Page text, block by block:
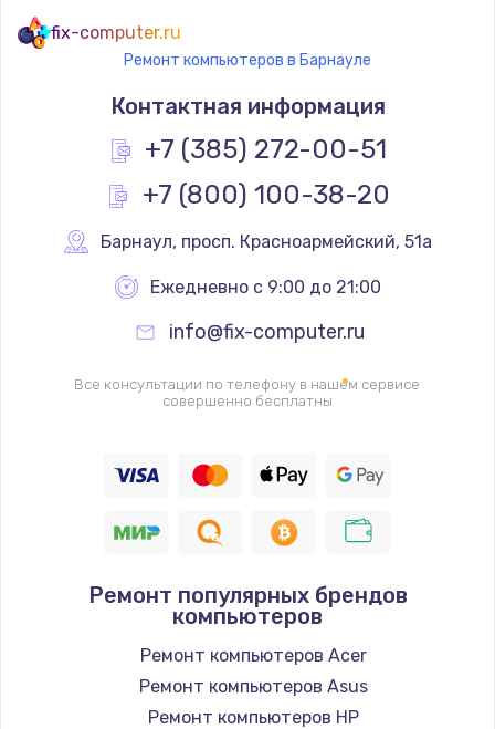
Замена оперативной памяти
670 руб.
Заказать
Замена процессора
Замена системы охлаждения
1545 руб.
Заказать
1390 руб.
1045 руб.
Заказать
Замена экрана
920 руб.
fix-computer.ru
Ремонт компьютеров в Барнауле
Контактная информация
+7 (385) 272-00-51
+7 (800) 100-38-20
Барнаул, просп. Красноармейский, 51а
Ежедневно с 9:00 до 21:00
info@fix-computer.ru
Все консультации по телефону в нашем сервисе
совершенно бесплатны
Ремонт популярных брендов
компьютеров
Ремонт компьютеров Acer
Ремонт компьютеров Asus
Ремонт компьютеров HP